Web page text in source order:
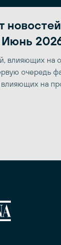
Июнь
влияющих на
очередь
влияющих на